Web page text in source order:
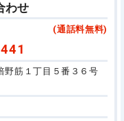
わせ
(通話料無料)
筋１丁目５番３６号